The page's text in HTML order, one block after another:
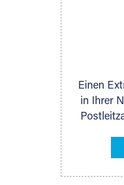
DMG
Einen
in Ihrer